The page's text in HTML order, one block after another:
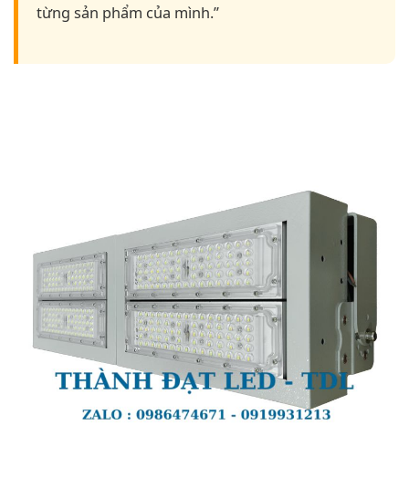
từng sản phẩm của mình.”